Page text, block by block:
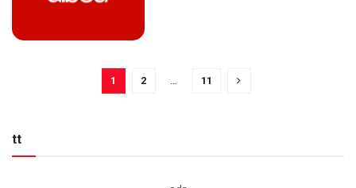
1 2 … 11
tt